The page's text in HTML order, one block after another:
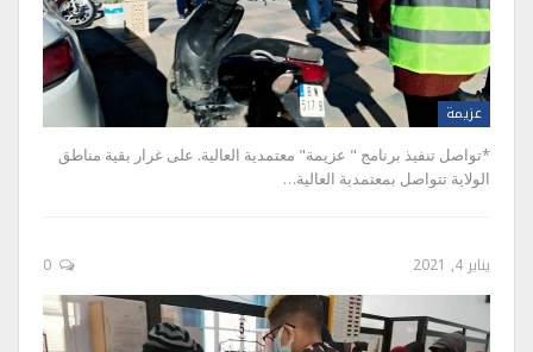
عزيمة
*تواصل تنفيذ برنامج " عزيمة" معتمدية العالية. على غرار بقية مناطق
الولاية تتواصل بمعتمدية العالية…
يناير 4, 2021